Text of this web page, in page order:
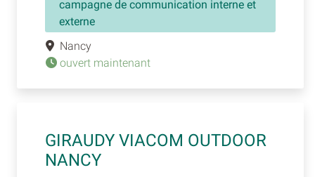
campagne de communication interne et
externe
Nancy
ouvert maintenant
GIRAUDY VIACOM OUTDOOR
NANCY